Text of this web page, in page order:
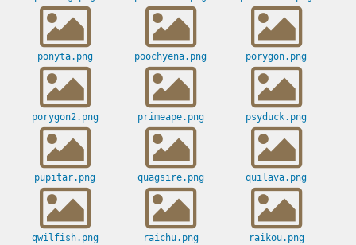
ponyta.png poochyena.png porygon.png
porygon2.png primeape.png psyduck.png
pupitar.png quagsire.png quilava.png
qwilfish.png raichu.png raikou.png